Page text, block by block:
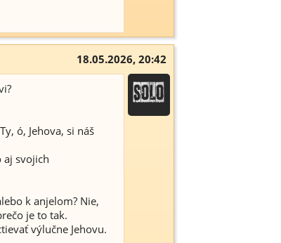
18.05.2026, 20:42
ó, Jehova, si náš
aj svojich
k anjelom? Nie,
je to tak.
výlučne Jehovu.